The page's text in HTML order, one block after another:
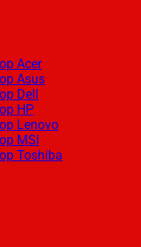
Acer
Asus
Dell
HP
Lenovo
MSI
Toshiba